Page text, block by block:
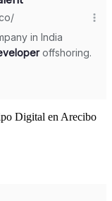
Digital en Arecibo